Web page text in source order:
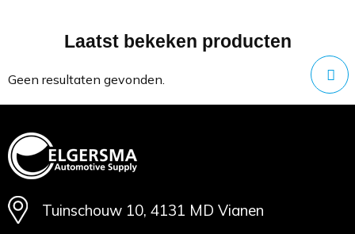
Minimale afname: 1
Laatst bekeken producten
Geen resultaten gevonden.
Tuinschouw 10, 4131 MD Vianen